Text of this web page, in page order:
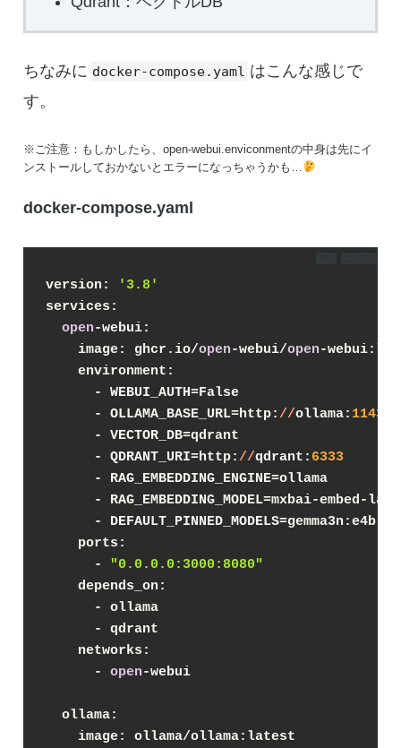
ちなみに docker-compose.yaml はこんな感じで
す。
※ご注意：もしかしたら、open-webui.enviconmentの中身は先にイ
ンストールしておかないとエラーになっちゃうかも…
docker-compose.yaml
version:
'3.8'
services:
open-webui:
    image: ghcr.io/
open-webui/open-
    environment:
      - WEBUI_AUTH=False
      - OLLAMA_BASE_URL=http:
//ollama: 11434
      - VECTOR_DB=qdrant
      - QDRANT_URI=http:
//qdrant: 6333
      - RAG_EMBEDDING_ENGINE=ollama
- RAG_EMBEDDING_MODEL=mxbai-embed-
      - DEFAULT_PINNED_MODELS=gemma3n:e4b
    ports:
      -
"0.0.0.0:3000:8080"
    depends_on:
      - ollama
      - qdrant
    networks:
      -
open-webui
  ollama:
    image: ollama/ollama:latest